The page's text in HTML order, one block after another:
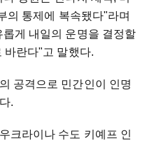
의 통제에 복속됐다"라며
게 내일의 운명을 결정할
바란다"고 말했다.
공격으로 민간인이 인명
.
크라이나 수도 키예프 인